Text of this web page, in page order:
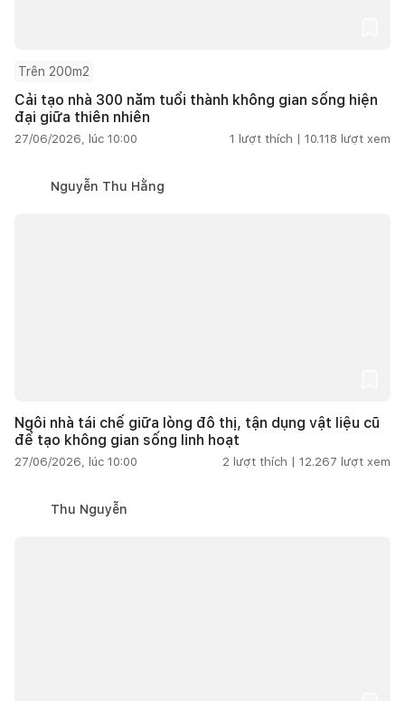
Trên 200m2
Cải tạo nhà 300 năm tuổi thành không gian sống hiện
đại giữa thiên nhiên
27/06/2026, lúc 10:00 1 lượt thích | 10.118 lượt xem
Nguyễn Thu Hằng
Ngôi nhà tái chế giữa lòng đô thị, tận dụng vật liệu cũ
để tạo không gian sống linh hoạt
27/06/2026, lúc 10:00 2 lượt thích | 12.267 lượt xem
Thu Nguyễn